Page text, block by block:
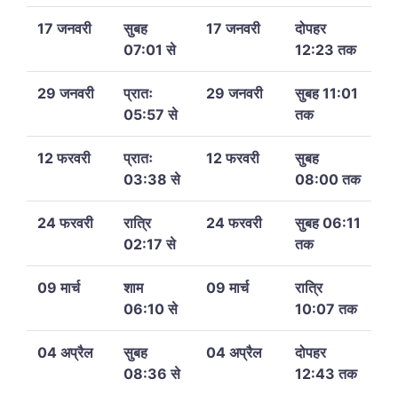
17 जनवरी
सुबह
07:01 से
17 जनवरी
दोपहर
12:23 तक
29 जनवरी
प्रातः
05:57 से
29 जनवरी
सुबह 11:01
तक
12 फरवरी
प्रातः
03:38 से
12 फरवरी
सुबह
08:00 तक
24 फरवरी
रात्रि
02:17 से
24 फरवरी
सुबह 06:11
तक
09 मार्च
शाम
06:10 से
09 मार्च
रात्रि
10:07 तक
04 अप्रैल
सुबह
08:36 से
04 अप्रैल
दोपहर
12:43 तक